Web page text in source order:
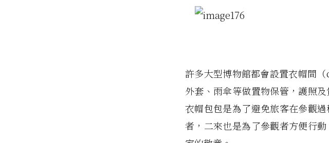
許多大型博物館都會設置衣帽間
外套、雨傘等做置物保管，護照
衣帽包包是為了避免旅客在參觀
者，二來也是為了參觀者方便行